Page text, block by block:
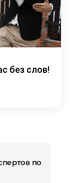
без слов!
по